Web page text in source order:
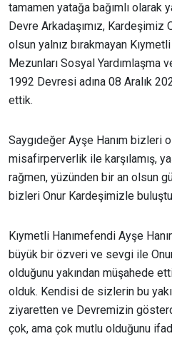
tamamen yatağa bağımlı olarak
Devre Arkadaşımız, Kardeşimiz
olsun yalnız bırakmayan
Mezunları Sosyal Yardımlaşma
1992 Devresi adına 08 Aralık
ettik.
Saygıdeğer Ayşe Hanım bizleri
misafirperverlik ile karşılamış,
rağmen, yüzünden bir an olsun
bizleri Onur Kardeşimizle
Kıymetli Hanımefendi Ayşe
büyük bir özveri ve sevgi ile
olduğunu yakından müşahede
olduk. Kendisi de sizlerin bu
ziyaretten ve Devremizin
çok, ama çok mutlu olduğunu